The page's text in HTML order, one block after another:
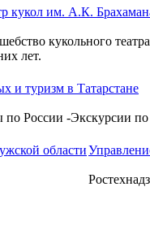
кукол им. А.К.
кукольного
лет.
и туризм в Татарстане
по России -Экскурсии по